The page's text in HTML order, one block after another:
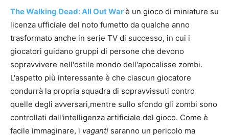
The Walking Dead: All Out Warè un gioco di miniature su
licenza ufficiale del noto fumetto da qualche anno
trasformato anche in serie TV di successo, in cui i
giocatori guidano gruppi di persone che devono
sopravvivere nell'ostile mondo dell'apocalisse zombi.
L'aspetto più interessante è che ciascun giocatore
condurrà la propria squadra di sopravvissuti contro
quelle degli avversari,mentre sullo sfondo gli zombi sono
controllati dall'intelligenza artificiale del gioco. Come è
facile immaginare, i vaganti saranno un pericolo ma